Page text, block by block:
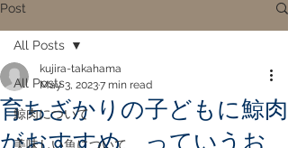
Post
All Posts
鯨肉について
美味しい魚について
All Posts
育ちざかりの子どもに鯨肉
がおすすめ、っていうお
kujira-takahama
May 3, 20237 min read